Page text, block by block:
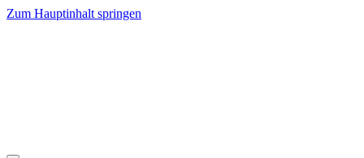
Zum Hauptinhalt springen